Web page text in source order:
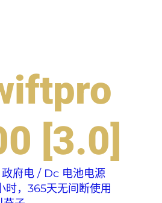
[3.0]
府电 / Dc 电池电源
时，365天无间断使用